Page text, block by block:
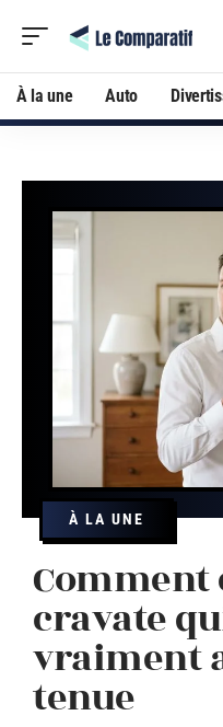
À la une Auto
À LA UNE
cravate
vraiment
tenue